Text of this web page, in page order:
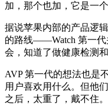
加，那个也加，它是一
据说苹果内部的产品逻
的路线——Watch 第一代
会，知道了做健康检测
AVP 第一代的想法也是
用户喜欢用什么。但他
之后，太重了，戴不住。